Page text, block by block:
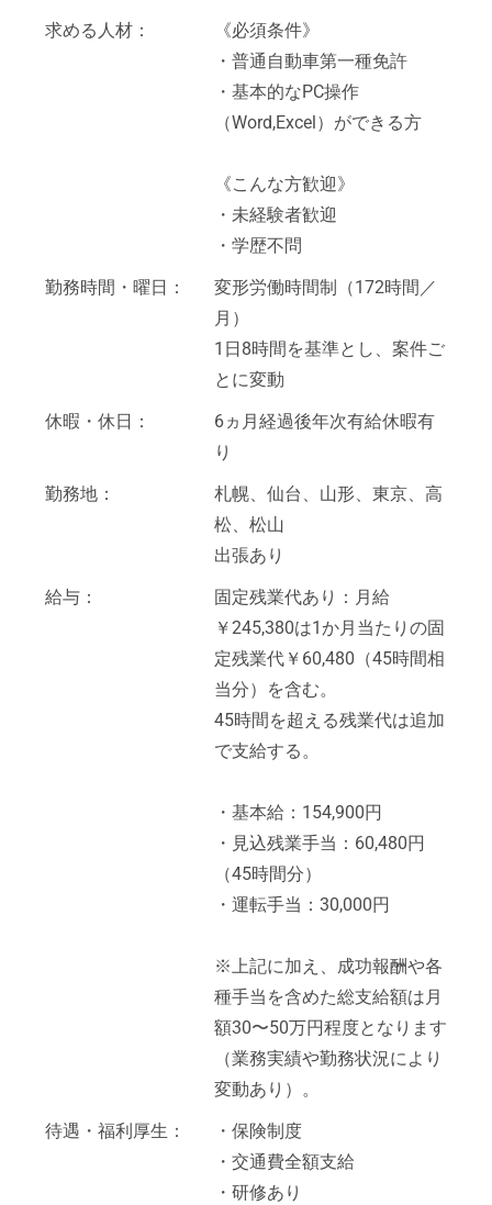
求める人材：
《必須条件》
・普通自動車第一種免許
・基本的なPC操作
（Word,Excel）ができる方
《こんな方歓迎》
・未経験者歓迎
・学歴不問
勤務時間・曜日：
変形労働時間制（172時間／
月）
1日8時間を基準とし、案件ご
とに変動
休暇・休日：
6ヵ月経過後年次有給休暇有
り
勤務地：
札幌、仙台、山形、東京、高
松、松山
出張あり
給与：
固定残業代あり：月給
￥245,380は1か月当たりの固
定残業代￥60,480（45時間相
当分）を含む。
45時間を超える残業代は追加
で支給する。
・基本給：154,900円
・見込残業手当：60,480円
（45時間分）
・運転手当：30,000円
※上記に加え、成功報酬や各
種手当を含めた総支給額は月
額30〜50万円程度となります
（業務実績や勤務状況により
変動あり）。
待遇・福利厚生：
・保険制度
・交通費全額支給
・研修あり